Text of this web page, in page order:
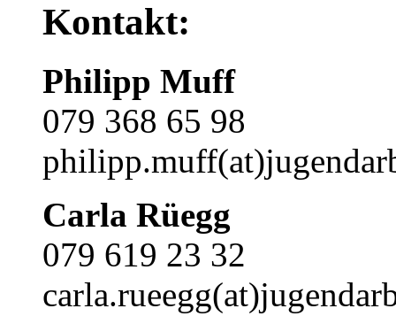
Kontakt:
Philipp Muff
079 368 65 98
Carla Rüegg
079 619 23 32